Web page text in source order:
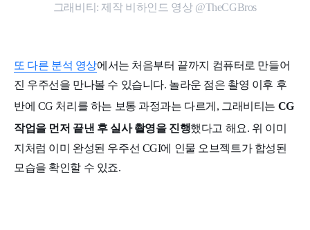
그래비티: 제작 비하인드 영상 @TheCGBros
또 다른 분석 영상에서는 처음부터 끝까지 컴퓨터로 만들어
진 우주선을 만나볼 수 있습니다. 놀라운 점은 촬영 이후 후
반에 CG 처리를 하는 보통 과정과는 다르게, 그래비티는 CG
작업을 먼저 끝낸 후 실사 촬영을 진행했다고 해요. 위 이미
지처럼 이미 완성된 우주선 CGI에 인물 오브젝트가 합성된
모습을 확인할 수 있죠.